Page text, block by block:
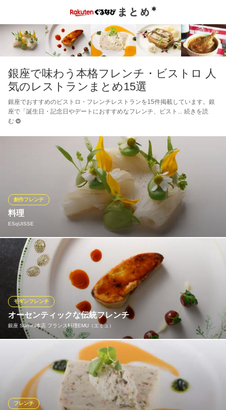
銀座で味わう本格フレンチ・ビストロ 人
気のレストランまとめ15選
銀座でおすすめのビストロ・フレンチレストランを15件掲載しています。銀
座で「誕生日・記念日やデートにおすすめなフレンチ、ビスト
続きを読
む
料理
ESqUISSE
創作フレンチ
南仏で育ったベカ氏の原点は地中海に吹く風ミストラルがもたら
す香り。柑橘やハーブのアクセントを効かせた自然で優しい料理
の豊かな風味は感動的だ。
ESqUISSE
フランス料理
地下鉄銀座線銀座駅B6番出口 徒歩1分
東京都中央区銀座5-4-6 ロイヤルクリスタル銀座9F
オーセンティックな伝統フレンチ
銀座 Sun‐mi本店 フランス料理EMU（エミュ）
モダンフレンチ
ロココ調の雰囲気の優雅なゆったりとした上質空間で、伝統的な
技術にのっとったオーセンティックなフランス料理をお召し上が
り頂けます。ご接待、記念日、お誕生日、お祝い事のお食事、パ
ーティー等におすすめです。
フレンチ